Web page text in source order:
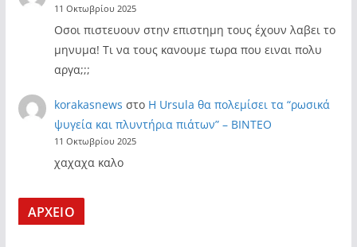
11 Οκτωβρίου 2025
Οσοι πιστευουν στην επιστημη τους έχουν λαβει το
μηνυμα! Τι να τους κανουμε τωρα που ειναι πολυ
αργα;;;
korakasnews στο Η Ursula θα πολεμίσει τα “ρωσικά
ψυγεία και πλυντήρια πιάτων” – ΒΙΝΤΕΟ
11 Οκτωβρίου 2025
χαχαχα καλο
ΑΡΧΕΙΟ